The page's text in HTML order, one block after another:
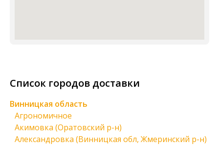
Список городов доставки
Винницкая область
Агрономичное
Акимовка (Оратовский р-н)
Александровка (Винницкая обл, Жмеринский р-н)